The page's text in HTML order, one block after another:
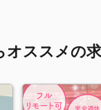
オススメの